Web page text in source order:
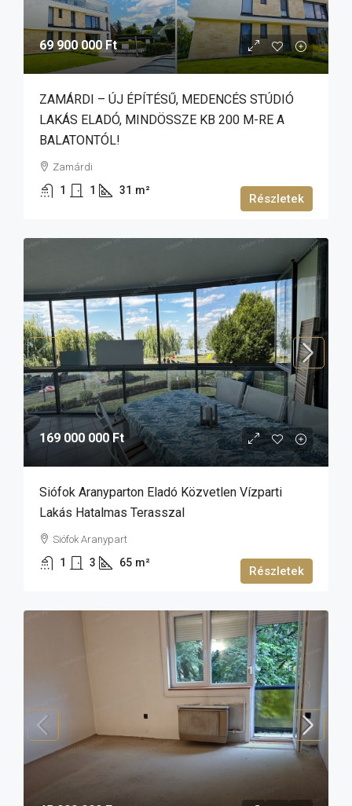
69 900 000 Ft
ZAMÁRDI – ÚJ ÉPÍTÉSŰ, MEDENCÉS STÚDIÓ
LAKÁS ELADÓ, MINDÖSSZE KB 200 M-RE A
BALATONTÓL!
Zamárdi
1 1 31 m²
Részletek
169 000 000 Ft
Siófok Aranyparton Eladó Közvetlen Vízparti
Lakás Hatalmas Terasszal
Siófok Aranypart
1 3 65 m²
Részletek